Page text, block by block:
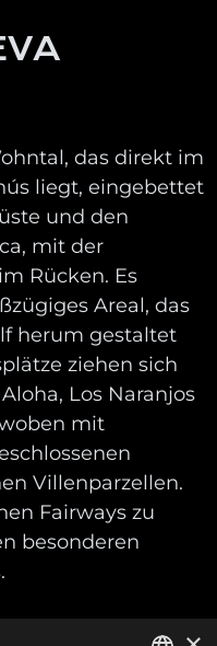
das direkt im
liegt, eingebettet
und den
mit der
Rücken. Es
Areal, das
herum gestaltet
ziehen sich
Los Naranjos
mit
Villenparzellen.
Fairways zu
besonderen
durchdachtesten